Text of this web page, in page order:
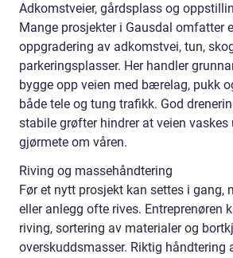
Adkomstveier, gårdsplass og
Mange prosjekter i Gausdal omfatter
oppgradering av adkomstvei, tun,
parkeringsplasser. Her handler
bygge opp veien med bærelag, pukk
både tele og tung trafikk. God
stabile grøfter hindrer at veien vaskes
gjørmete om våren.
Riving og massehåndtering
Før et nytt prosjekt kan settes i gang,
eller anlegg ofte rives. Entreprenøren
riving, sortering av materialer og
overskuddsmasser. Riktig håndtering